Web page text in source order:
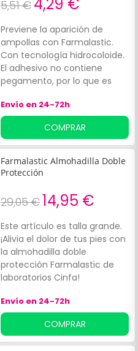
5,51 € 4,29 €
Previene la aparición de
ampollas con Farmalastic.
Con tecnología hidrocoloide.
El adhesivo no contiene
pegamento, por lo que es
apósito sin problemas sin que
se enganche con el
vello.*Este envase incluye 5
unidades.
Envío en 24-72h
COMPRAR
Farmalastic Almohadilla Doble
Protección
29,05 €14,95 €
Este artículo es talla grande.
¡Alivia el dolor de tus pies con
la almohadilla doble
protección Farmalastic de
laboratorios Cinfa!
Envío en 24-72h
COMPRAR